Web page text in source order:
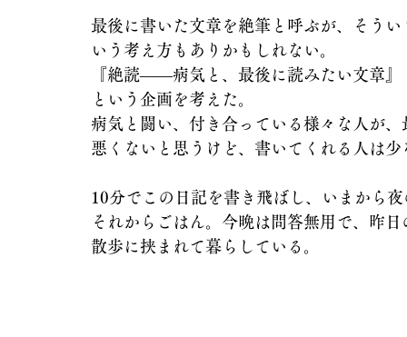
最後に書いた文章を絶筆と呼ぶが、そう
いう考え方もありかもしれない。
『絶読――病気と、最後に読みたい文章』
という企画を考えた。
病気と闘い、付き合っている様々な人が
悪くないと思うけど、書いてくれる人は少
10分でこの日記を書き飛ばし、いまから
それからごはん。今晩は問答無用で、昨
散歩に挟まれて暮らしている。